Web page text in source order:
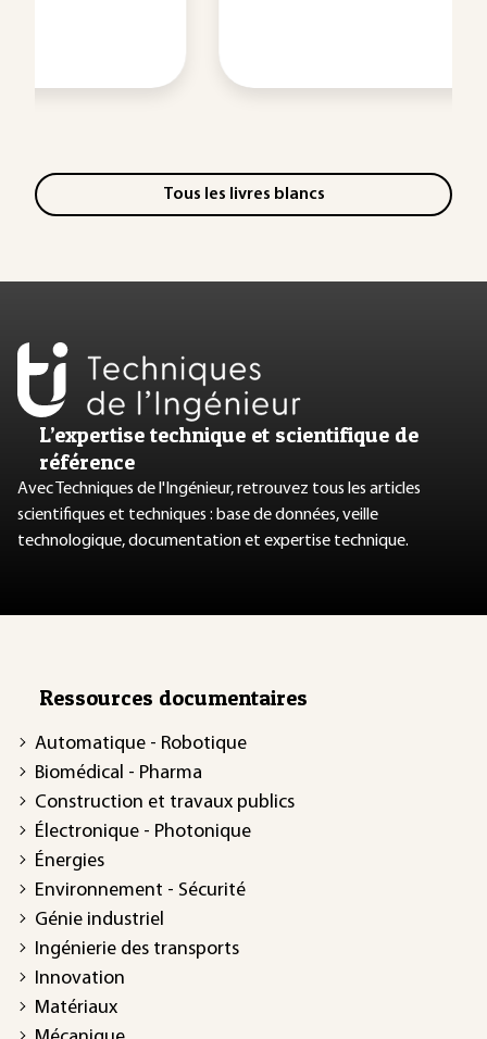
Tous les livres blancs
L’expertise technique et scientifique de
référence
Avec Techniques de l'Ingénieur, retrouvez tous les articles
scientifiques et techniques : base de données, veille
technologique, documentation et expertise technique.
Ressources documentaires
Automatique - Robotique
Biomédical - Pharma
Construction et travaux publics
Électronique - Photonique
Énergies
Environnement - Sécurité
Génie industriel
Ingénierie des transports
Innovation
Matériaux